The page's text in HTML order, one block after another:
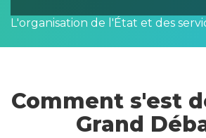
L'organisation de l'État et des
Comment s'est
Grand